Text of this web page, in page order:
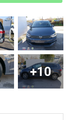
+10